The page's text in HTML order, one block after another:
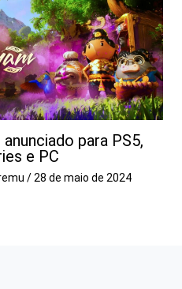
para PS5,
e PC
/28 de maio de 2024